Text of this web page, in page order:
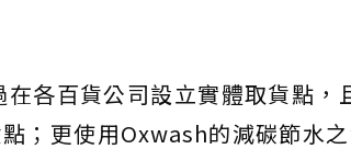
各百貨公司設立實體取貨點，
；更使用Oxwash的減碳節水